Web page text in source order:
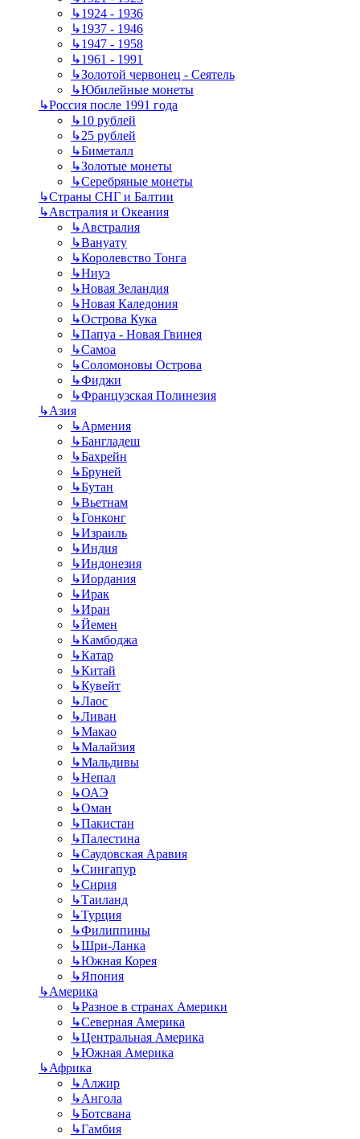
↳1924 - 1936
↳1937 - 1946
↳1947 - 1958
↳1961 - 1991
↳Золотой червонец - Сеятель
↳Юбилейные монеты
↳Россия после 1991 года
↳10 рублей
↳25 рублей
↳Биметалл
↳Золотые монеты
↳Серебряные монеты
↳Страны СНГ и Балтии
↳Австралия и Океания
↳Австралия
↳Вануату
↳Королевство Тонга
↳Ниуэ
↳Новая Зеландия
↳Новая Каледония
↳Острова Кука
↳Папуа - Новая Гвинея
↳Самоа
↳Соломоновы Острова
↳Фиджи
↳Французская Полинезия
↳Азия
↳Армения
↳Бангладеш
↳Бахрейн
↳Бруней
↳Бутан
↳Вьетнам
↳Гонконг
↳Израиль
↳Индия
↳Индонезия
↳Иордания
↳Ирак
↳Иран
↳Йемен
↳Камбоджа
↳Катар
↳Китай
↳Кувейт
↳Лаос
↳Ливан
↳Макао
↳Малайзия
↳Мальдивы
↳Непал
↳ОАЭ
↳Оман
↳Пакистан
↳Палестина
↳Саудовская Аравия
↳Сингапур
↳Сирия
↳Таиланд
↳Турция
↳Филиппины
↳Шри-Ланка
↳Южная Корея
↳Япония
↳Америка
↳Разное в странах Америки
↳Северная Америка
↳Центральная Америка
↳Южная Америка
↳Африка
↳Алжир
↳Ангола
↳Ботсвана
↳Гамбия